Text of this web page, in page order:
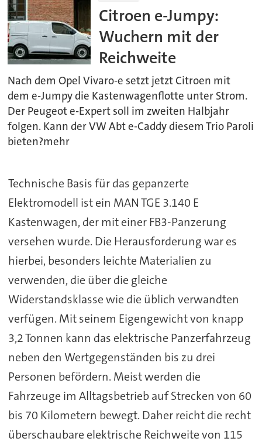
Citroen e-Jumpy:
Wuchern mit der
Reichweite
Nach dem Opel Vivaro-e setzt jetzt Citroen mit
dem e-Jumpy die Kastenwagenflotte unter Strom.
Der Peugeot e-Expert soll im zweiten Halbjahr
folgen. Kann der VW Abt e-Caddy diesem Trio Paroli
bieten?mehr
Technische Basis für das gepanzerte
Elektromodell ist ein MAN TGE 3.140 E
Kastenwagen, der mit einer FB3-Panzerung
versehen wurde. Die Herausforderung war es
hierbei, besonders leichte Materialien zu
verwenden, die über die gleiche
Widerstandsklasse wie die üblich verwandten
verfügen. Mit seinem Eigengewicht von knapp
3,2 Tonnen kann das elektrische Panzerfahrzeug
neben den Wertgegenständen bis zu drei
Personen befördern. Meist werden die
Fahrzeuge im Alltagsbetrieb auf Strecken von 60
bis 70 Kilometern bewegt. Daher reicht die recht
überschaubare elektrische Reichweite von 115